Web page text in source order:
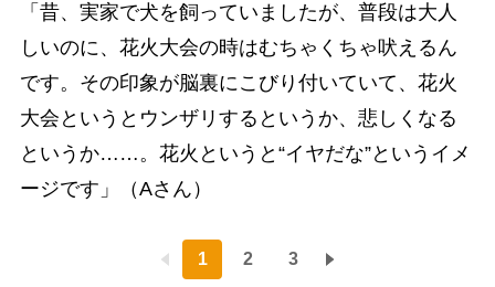
「昔、実家で犬を飼っていましたが、普段は大人
しいのに、花火大会の時はむちゃくちゃ吠えるん
です。その印象が脳裏にこびり付いていて、花火
大会というとウンザリするというか、悲しくなる
というか……。花火というと“イヤだな”というイメ
ージです」（Aさん）
1 2 3